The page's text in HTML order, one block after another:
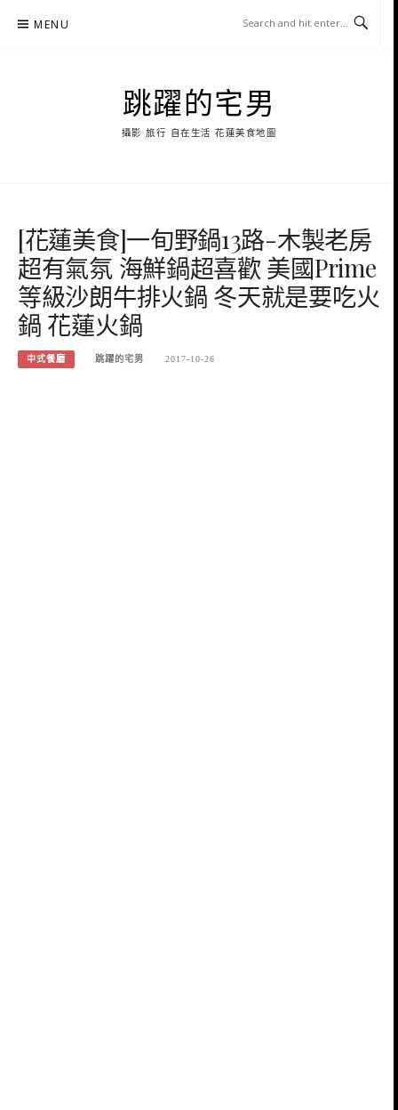
MENU
跳躍的宅男
攝影 旅行 自在生活 花蓮美食地圖
[花蓮美食]一旬野鍋13路-木製老房
超有氣氛 海鮮鍋超喜歡 美國Prime
等級沙朗牛排火鍋 冬天就是要吃火
鍋 花蓮火鍋
中式餐廳 跳躍的宅男 2017-10-26